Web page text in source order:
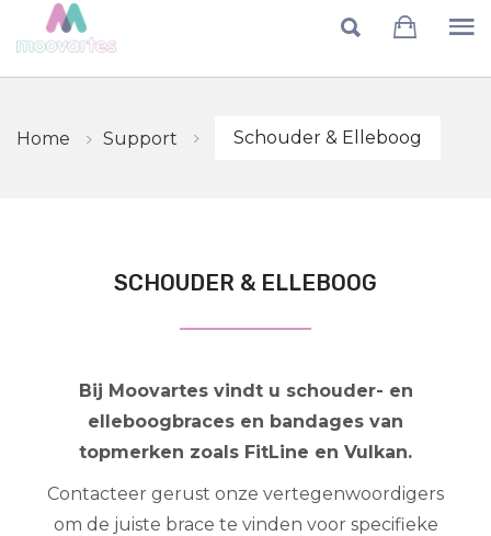
Skip to main content
Home Support Schouder & Elleboog
SCHOUDER & ELLEBOOG
Bij Moovartes vindt u schouder- en
elleboogbraces en bandages van
topmerken zoals FitLine en Vulkan.
Contacteer gerust onze vertegenwoordigers
om de juiste brace te vinden voor specifieke